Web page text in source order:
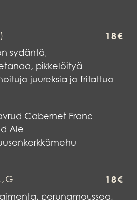
18€
sydäntä,
pikkelöityä
juureksia ja fritattua
Cabernet Franc
Ale
18€
perunamoussea,